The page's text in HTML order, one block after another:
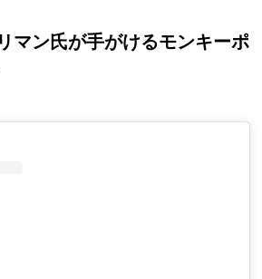
マン氏が手がけるモンキーポ